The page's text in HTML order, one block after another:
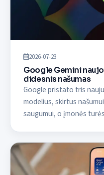
2026-07-23
Google Gemini
didesnis našumas
Google pristato tris
modelius, skirtus
saugumui, o įmonės